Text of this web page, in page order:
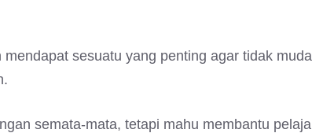
mendapat sesuatu yang penting agar tidak
semata-mata, tetapi mahu membantu